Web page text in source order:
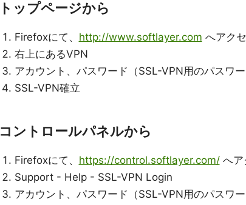
トップページから
Firefoxにて、 http://www.softlayer.com へアク
右上にあるVPN
アカウント、パスワード（SSL-VPN用のパスワ
SSL-VPN確立
コントロールパネルから
Firefoxにて、 https://control.softlayer.com/へア
Support - Help - SSL-VPN Login
アカウント、パスワード（SSL-VPN用のパスワ